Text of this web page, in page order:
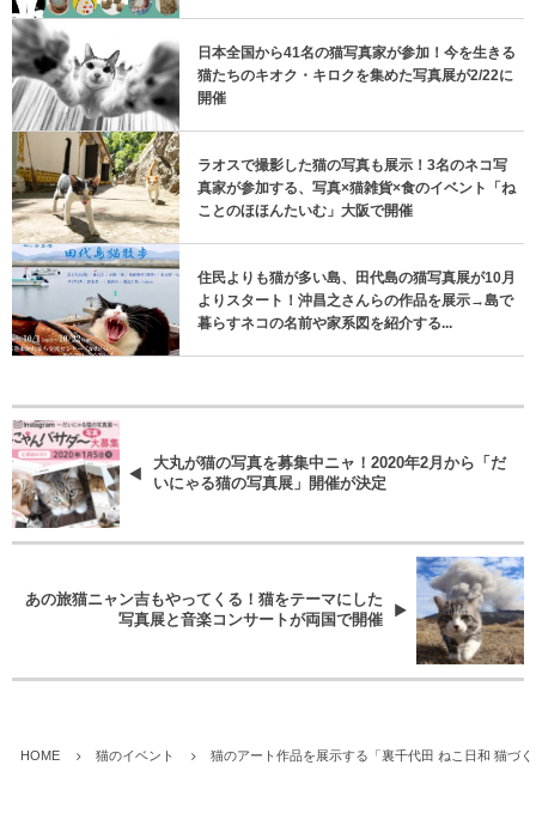
日本全国から41名の猫写真家が参加！今を生きる
猫たちのキオク・キロクを集めた写真展が2/22に
開催
ラオスで撮影した猫の写真も展示！3名のネコ写
真家が参加する、写真×猫雑貨×食のイベント「ね
ことのほほんたいむ」大阪で開催
住民よりも猫が多い島、田代島の猫写真展が10月
よりスタート！沖昌之さんらの作品を展示→島で
暮らすネコの名前や家系図を紹介する...
大丸が猫の写真を募集中ニャ！2020年2月から「だ
いにゃる猫の写真展」開催が決定
あの旅猫ニャン吉もやってくる！猫をテーマにした
写真展と音楽コンサートが両国で開催
HOME 猫のイベント 猫のアート作品を展示する「裏千代田 ねこ日和 猫づ